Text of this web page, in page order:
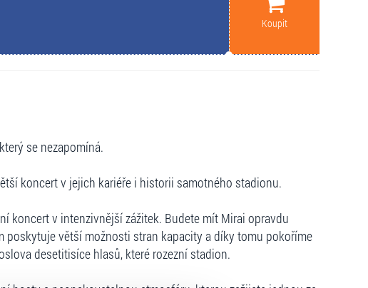
Koupit
se nezapomíná.
koncert v jejich kariéře i historii samotného stadionu.
koncert v intenzivnější zážitek. Budete mít Mirai opravdu
poskytuje větší možnosti stran kapacity a díky tomu pokoříme
desetitisíce hlasů, které rozezní stadion.